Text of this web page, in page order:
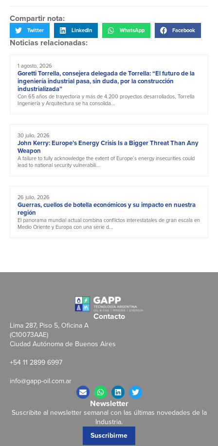
Compartir nota:
Twitter LinkedIn WhatsApp Facebook
Noticias relacionadas:
1 agosto, 2026
Goretti Torrella, consejera delegada de Torrella: “El futuro de la
ingeniería industrial pasa, sin duda, por la construcción
industrializada”
Con 65 años de trayectoria y más de 4.200 proyectos desarrollados, Torrella
Ingeniería y Arquitectura se ha consolida...
30 julio, 2026
John Kerry: Europe’s Energy Crisis Is a Bigger Threat Than Any
Weapon
A failure to fully acknowledge the extent of Europe’s energy insecurities could
lead to national security vulnerabili...
26 julio, 2026
Guerras, cuellos de botella económicos y su impacto en nuestra
región
El panorama mundial actual combina conflictos interestatales de gran escala en
Medio Oriente y Europa con una serie d...
Contacto
Lima 287, Piso 5, Oficina A
(C10073AAE)
Ciudad Autónoma de Buenos Aires
+54 11 2899 6997
info@gapp-oil.com.ar
Newsletter
Suscribite al newsletter semanal con las últimas novedades de la
Industria.
Suscribirme